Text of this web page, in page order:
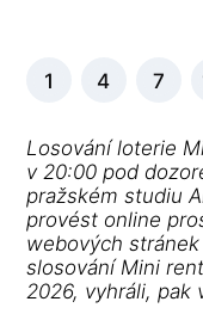
1 4 7
Losování loterie
v 20:00 pod
pražském studiu
provést online
webových
slosování Mini
2026, vyhráli, pak